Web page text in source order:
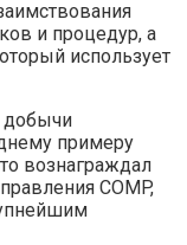
и процедур, а
использует
добычи
примеру
вознаграждал
COMP,